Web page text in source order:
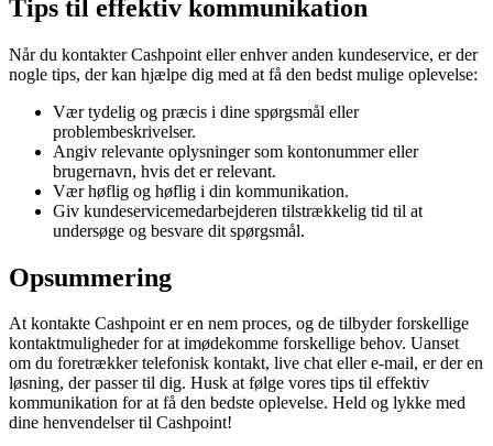
Tips til effektiv kommunikation
Når du kontakter Cashpoint eller enhver anden kundeservice, er der
nogle tips, der kan hjælpe dig med at få den bedst mulige oplevelse:
Vær tydelig og præcis i dine spørgsmål eller
problembeskrivelser.
Angiv relevante oplysninger som kontonummer eller
brugernavn, hvis det er relevant.
Vær høflig og høflig i din kommunikation.
Giv kundeservicemedarbejderen tilstrækkelig tid til at
undersøge og besvare dit spørgsmål.
Opsummering
At kontakte Cashpoint er en nem proces, og de tilbyder forskellige
kontaktmuligheder for at imødekomme forskellige behov. Uanset
om du foretrækker telefonisk kontakt, live chat eller e-mail, er der en
løsning, der passer til dig. Husk at følge vores tips til effektiv
kommunikation for at få den bedste oplevelse. Held og lykke med
dine henvendelser til Cashpoint!